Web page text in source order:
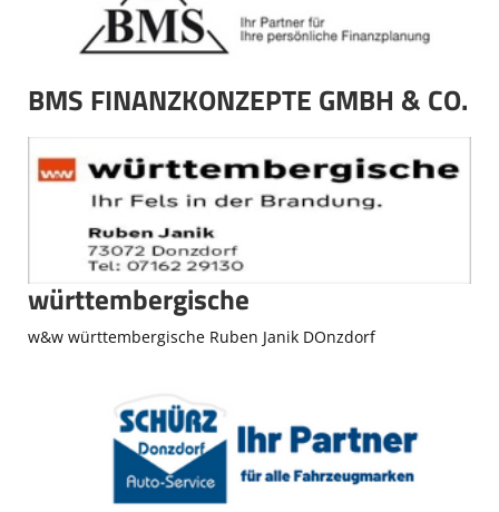
Kontaktformular
BMS FINANZKONZEPTE GMBH & CO.
württembergische
w&w württembergische Ruben Janik DOnzdorf